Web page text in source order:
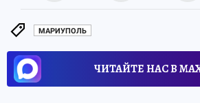
МАРИУПОЛЬ
ЧИТАЙТЕ НАС В